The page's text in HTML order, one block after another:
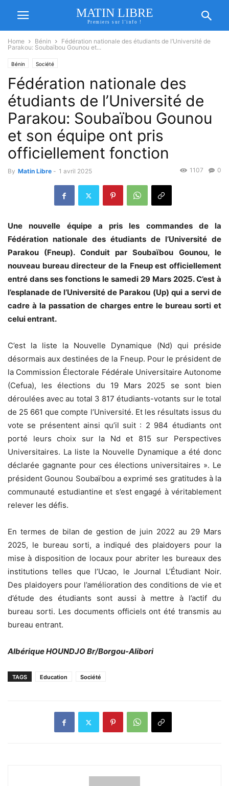
MATIN LIBRE
Premiers sur l'info !
Home Bénin
Fédération nationale des étudiants de l’Université de
Parakou: Soubaïbou Gounou et...
Bénin Société
Fédération nationale des
étudiants de l’Université de
Parakou: Soubaïbou Gounou
et son équipe ont pris
officiellement fonction
By Matin Libre - 1 avril 2025 0
1107
Une nouvelle équipe a pris les commandes de la
Fédération nationale des étudiants de l’Université de
Parakou (Fneup). Conduit par Soubaïbou Gounou, le
nouveau bureau directeur de la Fneup est officiellement
entré dans ses fonctions le samedi 29 Mars 2025. C’est à
l’esplanade de l’Université de Parakou (Up) qui a servi de
cadre à la passation de charges entre le bureau sorti et
celui entrant.
C’est la liste la Nouvelle Dynamique (Nd) qui préside
désormais aux destinées de la Fneup. Pour le président de
la Commission Électorale Fédérale Universitaire Autonome
(Cefua), les élections du 19 Mars 2025 se sont bien
déroulées avec au total 3 817 étudiants-votants sur le total
de 25 661 que compte l’Université. Et les résultats issus du
vote se présentent ainsi qu’il suit : 2 984 étudiants ont
porté leurs choix sur la Nd et 815 sur Perspectives
Universitaires. La liste la Nouvelle Dynamique a été donc
déclarée gagnante pour ces élections universitaires ». Le
président Gounou Soubaïbou a exprimé ses gratitudes à la
communauté estudiantine et s’est engagé à véritablement
relever les défis.
En termes de bilan de gestion de juin 2022 au 29 Mars
2025, le bureau sorti, a indiqué des plaidoyers pour la
mise à disposition de locaux pour abriter les bureaux des
institutions telles que l’Ucao, le Journal L’Étudiant Noir.
Des plaidoyers pour l’amélioration des conditions de vie et
d’étude des étudiants sont aussi à mettre à l’actif du
bureau sorti. Les documents officiels ont été transmis au
bureau entrant.
Albérique HOUNDJO Br/Borgou-Alibori
TAGS Education Société